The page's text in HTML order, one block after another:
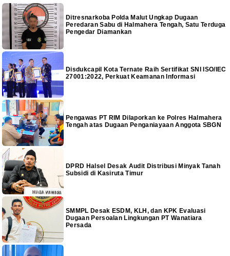
Ditresnarkoba Polda Malut Ungkap Dugaan
Peredaran Sabu di Halmahera Tengah, Satu Terduga
Pengedar Diamankan
Disdukcapil Kota Ternate Raih Sertifikat SNI ISO/IEC
27001:2022, Perkuat Keamanan Informasi
Pengawas PT RIM Dilaporkan ke Polres Halmahera
Tengah atas Dugaan Penganiayaan Anggota SBGN
DPRD Halsel Desak Audit Distribusi Minyak Tanah
Subsidi di Kasiruta Timur
SMMPL Desak ESDM, KLH, dan KPK Evaluasi
Dugaan Persoalan Lingkungan PT Wanatiara
Persada